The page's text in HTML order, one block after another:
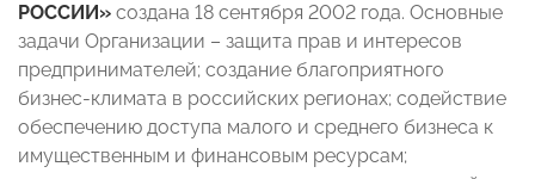
РОССИИ» создана 18 сентября 2002 года. Основные
задачи Организации – защита прав и интересов
предпринимателей; создание благоприятного
бизнес-климата в российских регионах; содействие
обеспечению доступа малого и среднего бизнеса к
имущественным и финансовым ресурсам;